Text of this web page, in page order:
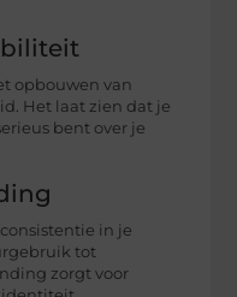
opbouwen van
Het laat zien dat je
bent over je
in je
tot
zorgt voor